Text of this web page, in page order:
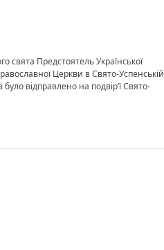
свята Предстоятель Української
Церкви в Свято-Успенській
відправлено на подвір’ї Свято-